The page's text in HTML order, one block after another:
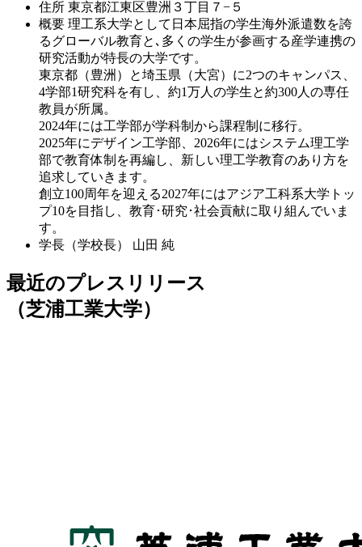
住所 東京都江東区豊洲３丁目７−５
概要 理工系大学として日本屈指の学生海外派遣数を誇
るグローバル教育と､多くの学生が参画する産学連携の
研究活動が特長の大学です。
東京都（豊洲）と埼玉県（大宮）に2つのキャンパス、
4学部1研究科を有し、約1万人の学生と約300人の専任
教員が所属。
2024年には工学部が学科制から課程制に移行。
2025年にデザイン工学部、2026年にはシステム理工学
部で教育体制を再編し、新しい理工学教育のあり方を
追求していきます。
創立100周年を迎える2027年にはアジア工科系大学トッ
プ10を目指し、教育･研究･社会貢献に取り組んでいま
す。
学長（学校長）
山田 純
最近のプレスリリース
（芝浦工業大学）